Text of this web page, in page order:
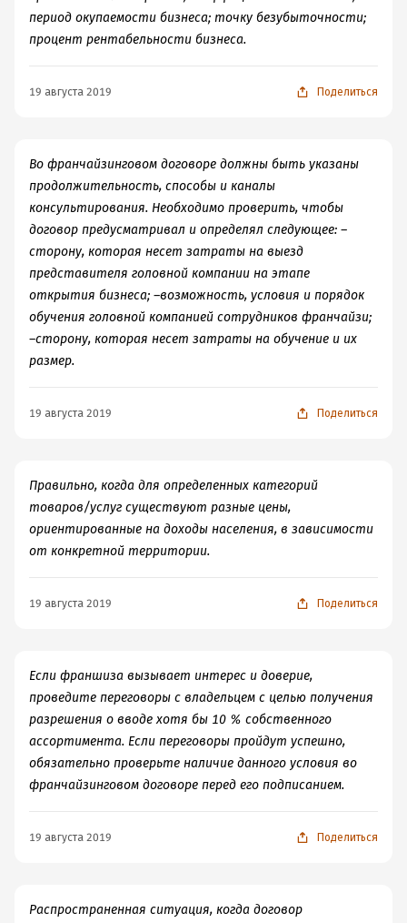
период окупаемости бизнеса; точку безубыточности;
процент рентабельности бизнеса.
19 августа 2019 Поделиться
Во франчайзинговом договоре должны быть указаны
продолжительность, способы и каналы
консультирования. Необходимо проверить, чтобы
договор предусматривал и определял следующее: –
сторону, которая несет затраты на выезд
представителя головной компании на этапе
открытия бизнеса; –возможность, условия и порядок
обучения головной компанией сотрудников франчайзи;
–сторону, которая несет затраты на обучение и их
размер.
19 августа 2019 Поделиться
Правильно, когда для определенных категорий
товаров/услуг существуют разные цены,
ориентированные на доходы населения, в зависимости
от конкретной территории.
19 августа 2019 Поделиться
Если франшиза вызывает интерес и доверие,
проведите переговоры с владельцем с целью получения
разрешения о вводе хотя бы 10 % собственного
ассортимента. Если переговоры пройдут успешно,
обязательно проверьте наличие данного условия во
франчайзинговом договоре перед его подписанием.
19 августа 2019 Поделиться
Распространенная ситуация, когда договор